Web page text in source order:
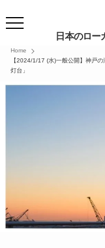
日本のロー
Home
【2024/1/17 (水)一般公開】神戸
灯台」